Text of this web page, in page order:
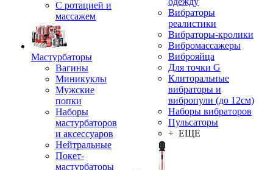
С ротацией и
массажем
Мастурбаторы
Вагины
Миникуклы
Мужские
попки
Наборы
мастурбаторов
и аксессуаров
Нейтральные
Покет-
мастурбаторы
Вибраторы
реалистики
Вибраторы-кролики
Вибромассажеры
Виброяйца
Для точки G
Клиторальные
вибраторы и
вибропули (до 12см)
Наборы вибраторов
Пульсаторы
+ ЕЩЕ